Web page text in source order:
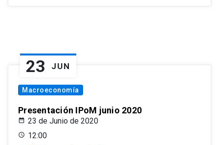
23 JUN
Macroeconomía
Presentación IPoM junio 2020
23 de Junio de 2020
12:00